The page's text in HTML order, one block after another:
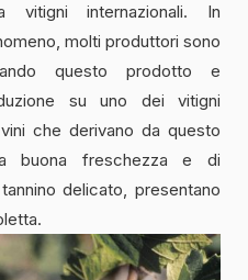
internazionali. In
molti produttori sono
questo prodotto e
su uno dei vitigni
che derivano da questo
buona freschezza e di
delicato, presentano